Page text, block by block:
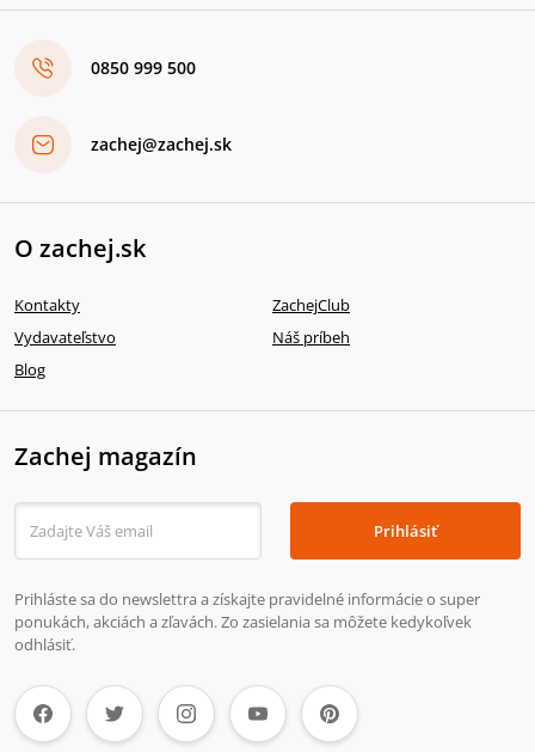
0850 999 500
zachej@zachej.sk
O zachej.sk
Kontakty
ZachejClub
Vydavateľstvo
Náš príbeh
Blog
Zachej magazín
Prihlásiť
Prihláste sa do newslettra a získajte pravidelné informácie o super
ponukách, akciách a zľavách. Zo zasielania sa môžete kedykoľvek
odhlásiť.